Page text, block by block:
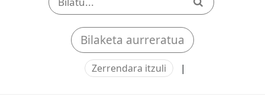
Bilaketa aurreratua
Zerrendara itzuli |